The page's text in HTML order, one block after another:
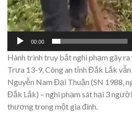
00:00
Hành trình truy bắt nghi phạm gây
Trưa 13-9, Công an tỉnh Đắk Lắk
Nguyễn Nam Đại Thuận (SN 1988,
Đắk Lắk) – nghi phạm sát hại 3
thương trong một gia đình.